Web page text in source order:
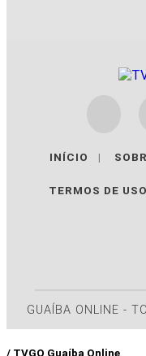
INÍCIO |
TERMOS DE
GUAÍBA ONLINE -
/ TVGO Guaíba Online